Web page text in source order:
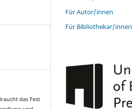
das Fest
Für Autor/innen
Für Bibliothekar/innen